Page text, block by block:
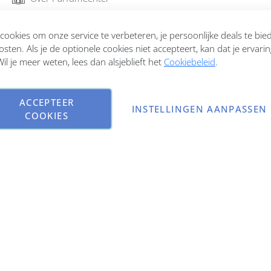
Garantie en retourneren
Copyright © 2026 ParfumCenter.nl. All rights reserved.
om onze service te verbeteren, je persoonlijke deals te
Als je de optionele cookies niet accepteert, kan dat je
je meer weten, lees dan alsjeblieft het Cookiebeleid.
ACCEPTEER
COOKIES
INSTELLINGEN AANPASSEN